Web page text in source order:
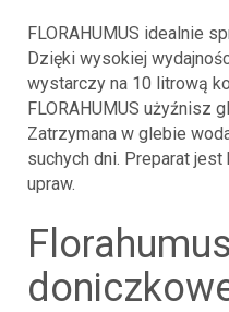
FLORAHUMUS idealnie
Dzięki wysokiej
wystarczy na 10 litrową
FLORAHUMUS użyźnisz
Zatrzymana w glebie
suchych dni. Preparat
upraw.
florahumus – rośliny